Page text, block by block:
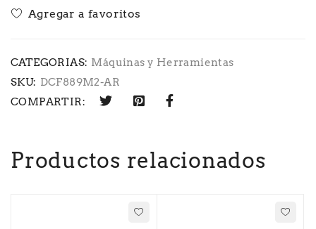
CATEGORIAS: Máquinas y Herramientas
SKU: DCF889M2-AR
COMPARTIR:
Productos relacionados